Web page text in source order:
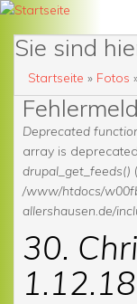
Sie sind
Startseite » Fotos
Deprecated
array is
drupal_get_feeds()
/www/htdocs/
allershausen.de/
30.
1.12.18